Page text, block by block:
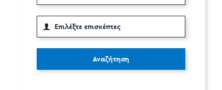
Αναζήτηση